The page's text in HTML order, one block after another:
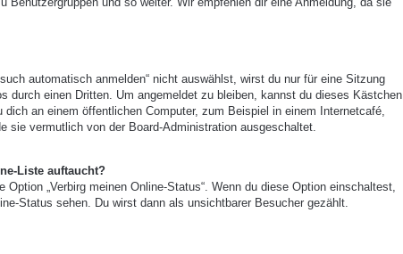
automatisch anmelden“ nicht auswählst, wirst du nur für eine Sitzung
durch einen Dritten. Um angemeldet zu bleiben, kannst du dieses Kästchen
an einem öffentlichen Computer, zum Beispiel in einem Internetcafé,
sie vermutlich von der Board-Administration ausgeschaltet.
Liste auftaucht?
„Verbirg meinen Online-Status“. Wenn du diese Option einschaltest,
Status sehen. Du wirst dann als unsichtbarer Besucher gezählt.